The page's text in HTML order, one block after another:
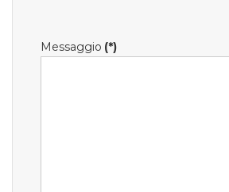
Messaggio (*)